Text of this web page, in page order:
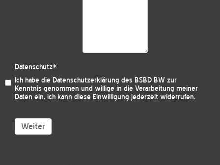
Datenschutz*
Ich habe die Datenschutzerklärung des BSBD BW zur
Kenntnis genommen und willige in die Verarbeitung meiner
Daten ein. Ich kann diese Einwilligung jederzeit widerrufen.
Weiter